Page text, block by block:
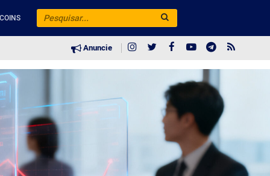
Anuncie